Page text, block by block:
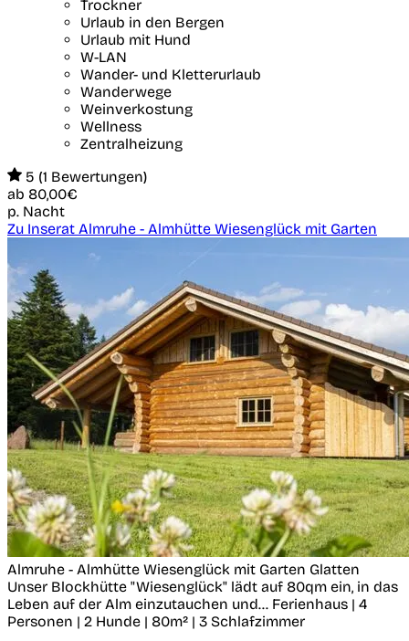
Trockner
Urlaub in den Bergen
Urlaub mit Hund
W-LAN
Wander- und Kletterurlaub
Wanderwege
Weinverkostung
Wellness
Zentralheizung
5 (1 Bewertungen)
ab 80,00€
p. Nacht
Zu Inserat Almruhe - Almhütte Wiesenglück mit Garten
Almruhe - Almhütte Wiesenglück mit Garten Glatten
Unser Blockhütte "Wiesenglück" lädt auf 80qm ein, in das
Leben auf der Alm einzutauchen und... Ferienhaus | 4
Personen | 2 Hunde | 80m² | 3 Schlafzimmer